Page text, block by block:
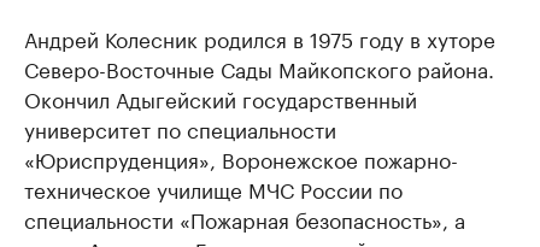
Андрей Колесник родился в 1975 году в хуторе
Северо-Восточные Сады Майкопского района.
Окончил Адыгейский государственный
университет по специальности
«Юриспруденция», Воронежское пожарно-
техническое училище МЧС России по
специальности «Пожарная безопасность», а